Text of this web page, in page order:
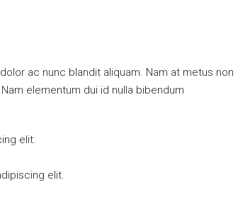
ac nunc blandit aliquam. Nam at metus non
elementum dui id nulla bibendum
elit.
elit.